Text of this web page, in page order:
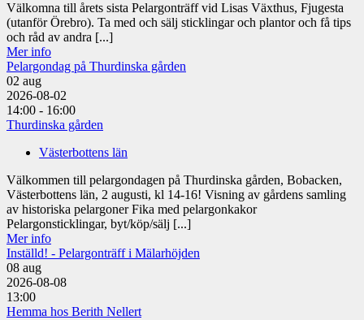
Välkomna till årets sista Pelargonträff vid Lisas Växthus, Fjugesta
(utanför Örebro). Ta med och sälj sticklingar och plantor och få tips
och råd av andra [...]
Mer info
Pelargondag på Thurdinska gården
02 aug
2026-08-02
14:00 - 16:00
Thurdinska gården
Västerbottens län
Välkommen till pelargondagen på Thurdinska gården, Bobacken,
Västerbottens län, 2 augusti, kl 14-16! Visning av gårdens samling
av historiska pelargoner Fika med pelargonkakor
Pelargonsticklingar, byt/köp/sälj [...]
Mer info
Inställd! - Pelargonträff i Mälarhöjden
08 aug
2026-08-08
13:00
Hemma hos Berith Nellert